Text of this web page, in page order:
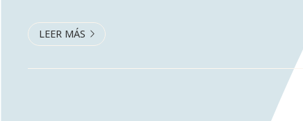
LEER MÁS